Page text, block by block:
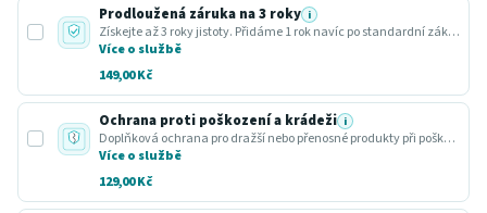
Prodloužená záruka na 3 roky i
Získejte až 3 roky jistoty. Přidáme 1 rok navíc po standardní zákonné lhůtě.
Více o službě
149,00 Kč
Ochrana proti poškození a krádeži i
Doplňková ochrana pro dražší nebo přenosné produkty při poškození nebo krádeži.
Více o službě
129,00 Kč